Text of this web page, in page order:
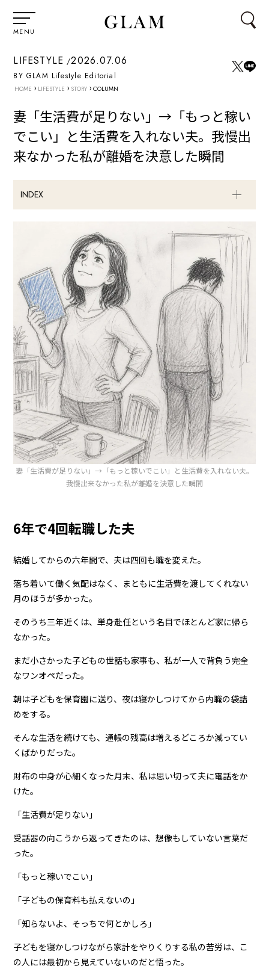
MENU
LIFESTYLE 2026.07.06
BY GLAM Lifestyle Editorial
HOME › LIFESTYLE › STORY › COLUMN
妻「生活費が足りない」→「もっと稼い
でこい」と生活費を入れない夫。我慢出
来なかった私が離婚を決意した瞬間
INDEX
妻「生活費が足りない」→「もっと稼いでこい」と生活費を入れない夫。
我慢出来なかった私が離婚を決意した瞬間
6年で4回転職した夫
結婚してからの六年間で、夫は四回も職を変えた。
落ち着いて働く気配はなく、まともに生活費を渡してくれない
月のほうが多かった。
そのうち三年近くは、単身赴任という名目でほとんど家に帰ら
なかった。
まだ小さかった子どもの世話も家事も、私が一人で背負う完全
なワンオペだった。
朝は子どもを保育園に送り、夜は寝かしつけてから内職の袋詰
めをする。
そんな生活を続けても、通帳の残高は増えるどころか減ってい
くばかりだった。
財布の中身が心細くなった月末、私は思い切って夫に電話をか
けた。
「生活費が足りない」
受話器の向こうから返ってきたのは、想像もしていない言葉だ
った。
「もっと稼いでこい」
「子どもの保育料も払えないの」
「知らないよ、そっちで何とかしろ」
子どもを寝かしつけながら家計をやりくりする私の苦労は、こ
の人には最初から見えていないのだと悟った。